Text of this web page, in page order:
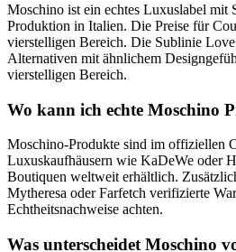
Moschino ist ein echtes Luxuslabel mit
Produktion in Italien. Die Preise für
vierstelligen Bereich. Die Sublinie
Alternativen mit ähnlichem
vierstelligen Bereich.
Wo kann ich echte Moschino
Moschino-Produkte sind im offiziellen
Luxuskaufhäusern wie KaDeWe oder
Boutiquen weltweit erhältlich.
Mytheresa oder Farfetch verifizierte
Echtheitsnachweise achten.
Was unterscheidet Moschino